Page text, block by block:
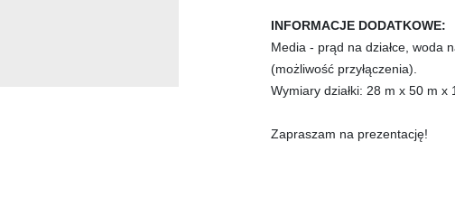
INFORMACJE DODATKOWE:
Media - prąd na działce, woda
(możliwość przyłączenia).
Wymiary działki: 28 m x 50 m x
Zapraszam na prezentację!